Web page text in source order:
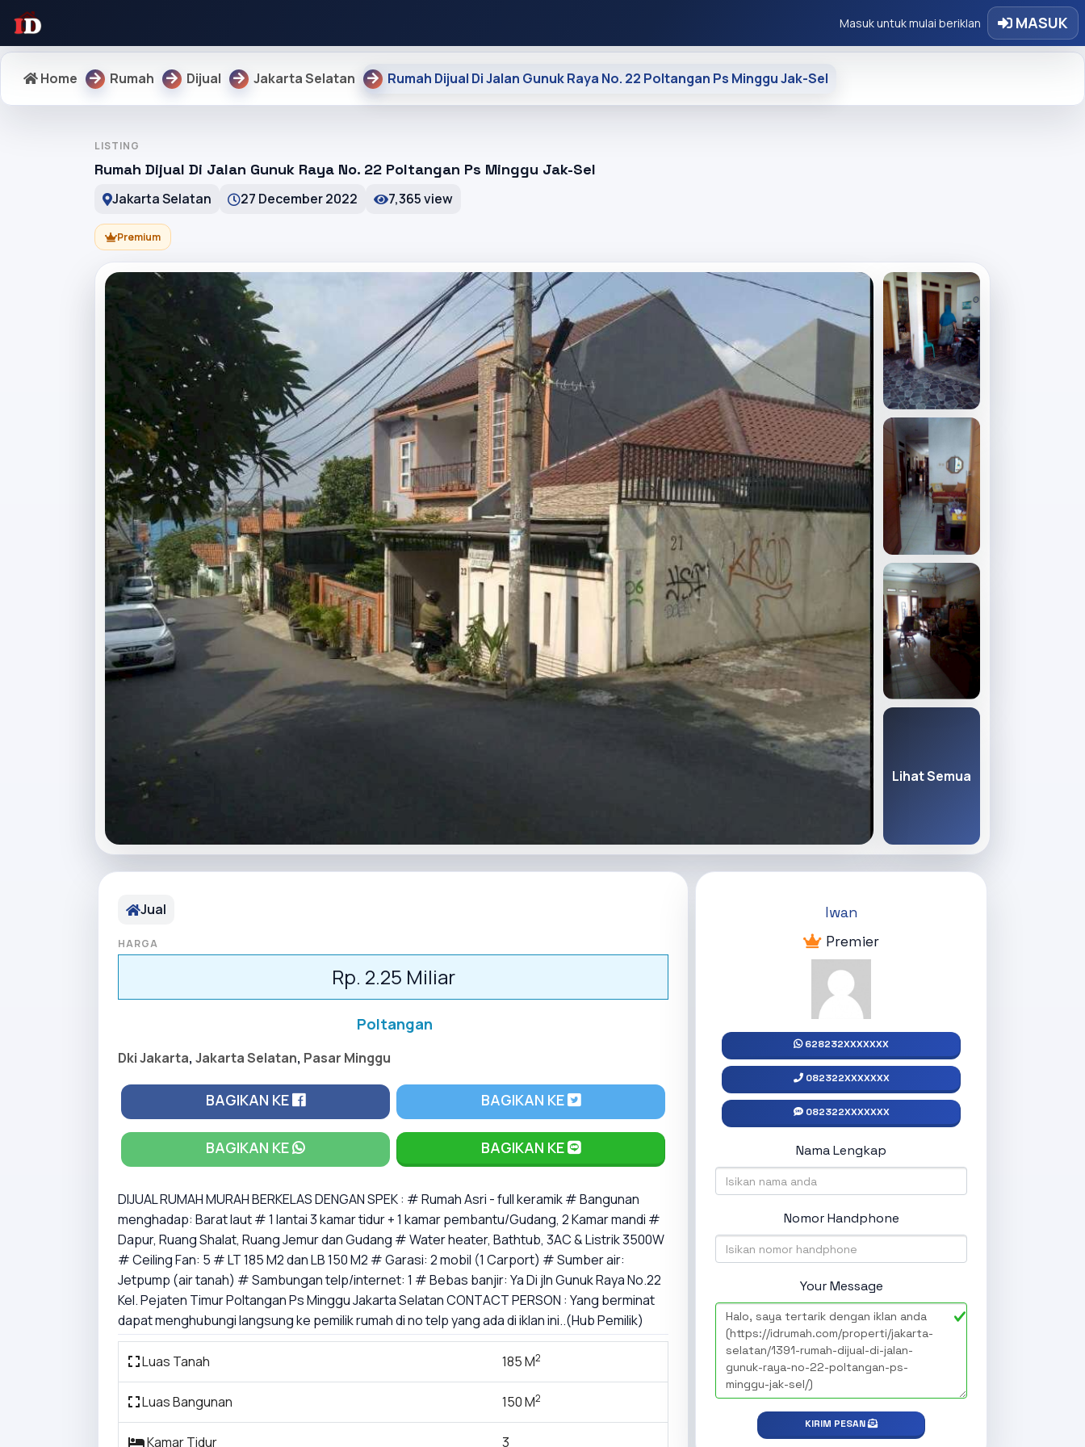
Masuk untuk mulai beriklan MASUK
Home Rumah Dijual Jakarta Selatan Rumah Dijual Di Jalan Gunuk Raya No. 22 Poltangan Ps Minggu Jak-Sel
LISTING
Rumah Dijual Di Jalan Gunuk Raya No. 22 Poltangan Ps Minggu Jak-Sel
Jakarta Selatan 27 December 2022 7,365 view
Premium
Lihat Semua
Jual
HARGA
Rp. 2.25 Miliar
Poltangan
Dki Jakarta, Jakarta Selatan, Pasar Minggu
BAGIKAN KE BAGIKAN KE
BAGIKAN KE BAGIKAN KE
DIJUAL RUMAH MURAH BERKELAS DENGAN SPEK : # Rumah Asri - full keramik # Bangunan
menghadap: Barat laut # 1 lantai 3 kamar tidur + 1 kamar pembantu/Gudang, 2 Kamar mandi #
Dapur, Ruang Shalat, Ruang Jemur dan Gudang # Water heater, Bathtub, 3AC & Listrik 3500W
# Ceiling Fan: 5 # LT 185 M2 dan LB 150 M2 # Garasi: 2 mobil (1 Carport) # Sumber air:
Jetpump (air tanah) # Sambungan telp/internet: 1 # Bebas banjir: Ya Di jln Gunuk Raya No.22
Kel. Pejaten Timur Poltangan Ps Minggu Jakarta Selatan CONTACT PERSON : Yang berminat
dapat menghubungi langsung ke pemilik rumah di no telp yang ada di iklan ini..(Hub Pemilik)
Luas Tanah 185 M2
Luas Bangunan 150 M2
Kamar Tidur 3
Iwan
Premier
628232XXXXXXX
082322XXXXXXX
082322XXXXXXX
Nama Lengkap
Nomor Handphone
Your Message
KIRIM PESAN